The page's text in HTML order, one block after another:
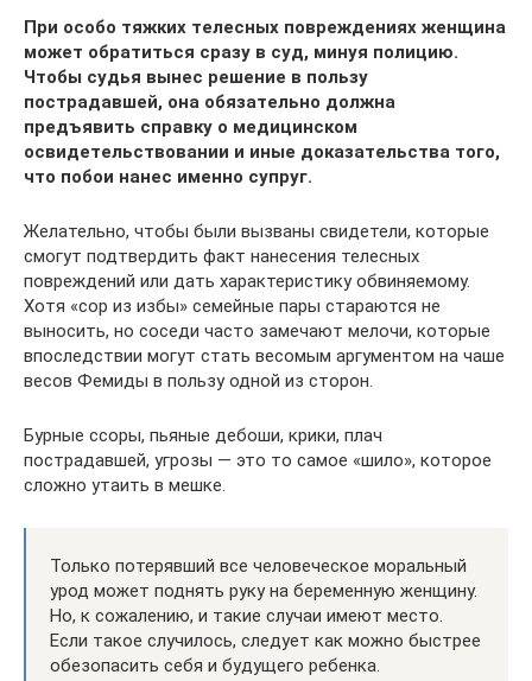
При особо тяжких телесных повреждениях женщина
может обратиться сразу в суд, минуя полицию.
Чтобы судья вынес решение в пользу
пострадавшей, она обязательно должна
предъявить справку о медицинском
освидетельствовании и иные доказательства того,
что побои нанес именно супруг.
Желательно, чтобы были вызваны свидетели, которые
смогут подтвердить факт нанесения телесных
повреждений или дать характеристику обвиняемому.
Хотя «сор из избы» семейные пары стараются не
выносить, но соседи часто замечают мелочи, которые
впоследствии могут стать весомым аргументом на чаше
весов Фемиды в пользу одной из сторон.
Бурные ссоры, пьяные дебоши, крики, плач
пострадавшей, угрозы — это то самое «шило», которое
сложно утаить в мешке.
Только потерявший все человеческое моральный
урод может поднять руку на беременную женщину.
Но, к сожалению, и такие случаи имеют место.
Если такое случилось, следует как можно быстрее
обезопасить себя и будущего ребенка.